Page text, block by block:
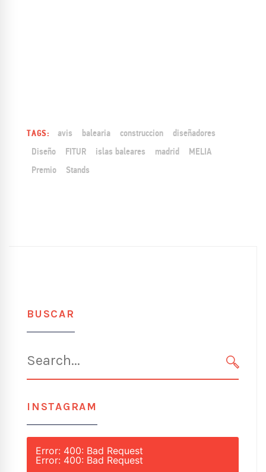
TAGS: avis balearia construccion
diseñadores
Diseño
FITUR islas baleares madrid
MELIA
Premio
Stands
BUSCAR
for:
INSTAGRAM
Error: 400: Bad Request
Error: 400: Bad Request